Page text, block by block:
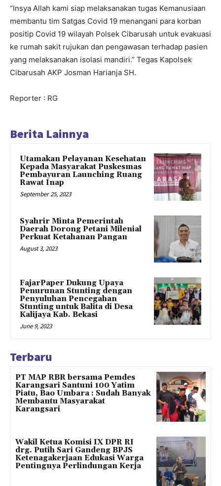
“Insya Allah kami siap melaksanakan tugas Kemanusiaan
membantu tim Satgas Covid 19 menangani para korban
positip Covid 19 wilayah Polsek Cibarusah untuk evakuasi
ke rumah sakit rujukan dan pengawasan terhadap pasien
yang melaksanakan isolasi mandiri.” Tegas Kapolsek
Cibarusah AKP Josman Harianja SH.
Reporter : RG
Berita Lainnya
Utamakan Pelayanan Kesehatan
Kepada Masyarakat Puskesmas
Pembayuran Launching Ruang
Rawat Inap
September 25, 2023
Syahrir Minta Pemerintah
Daerah Dorong Petani Milenial
Perkuat Ketahanan Pangan
August 3, 2023
FajarPaper Dukung Upaya
Penurunan Stunting dengan
Penyuluhan Pencegahan
Stunting untuk Balita di Desa
Kalijaya Kab. Bekasi
June 9, 2023
Terbaru
PT MAP RBR bersama Pemdes
Karangsari Santuni 100 Yatim
Piatu, Bao Umbara : Sudah Banyak
Membantu Masyarakat
Karangsari
Wakil Ketua Komisi IX DPR RI
drg. Putih Sari Gandeng BPJS
Ketenagakerjaan Edukasi Warga
Pentingnya Perlindungan Kerja